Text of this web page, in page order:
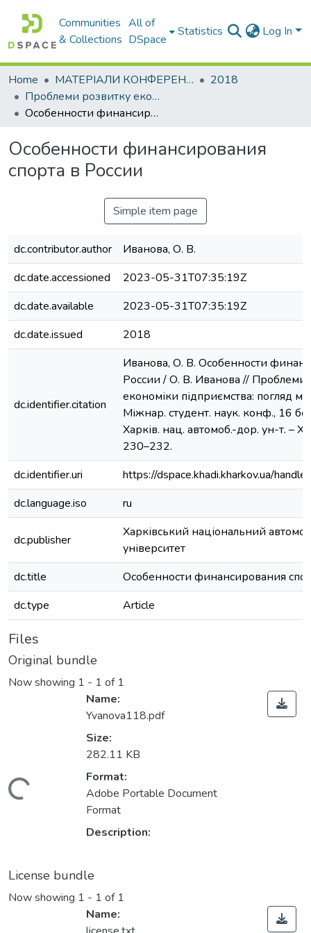
Communities
& Collections
All of
DSpace
Statistics Log In
Home МАТЕРІАЛИ КОНФЕРЕНЦІЙ
2018
Проблеми розвитку економіки підприємства: погляд молоді
Особенности финансирования спорта в России
Особенности финансирования
спорта в России
Simple item page
dc.contributor.author
Иванова, О. В.
dc.date.accessioned
2023-05-31T07:35:19Z
dc.date.available
2023-05-31T07:35:19Z
dc.date.issued
2018
dc.identifier.citation
Иванова, О. В. Особенности
России / О. В. Иванова // Проблеми
економіки підприємства: погляд
Міжнар. студент. наук. конф., 16
Харків. нац. автомоб.-дор. ун-т. –
230–232.
dc.identifier.uri
https://dspace.khadi.kharkov.ua/
dc.language.iso
ru
dc.publisher
Харківський національний
університет
dc.title
Особенности финансирования
dc.type
Article
Files
Original bundle
Now showing 1 - 1 of 1
Loading...
Name:
Yvanova118.pdf
Size:
282.11 KB
Format:
Adobe Portable Document
Format
Description:
License bundle
Now showing 1 - 1 of 1
Name: